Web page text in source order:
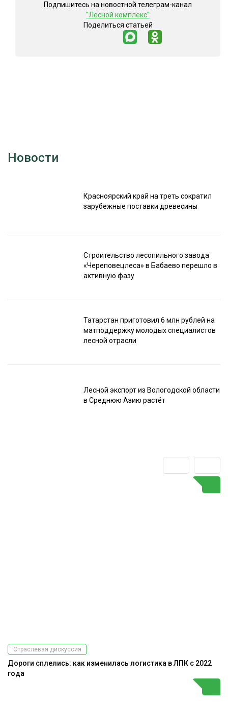
Подпишитесь на новостной телеграм-канал
"Лесной комплекс"
Поделиться статьей
Новости
Красноярский край на треть сократил
зарубежные поставки древесины
Строительство лесопильного завода
«Череповецлеса» в Бабаево перешло в
активную фазу
Татарстан приготовил 6 млн рублей на
матподдержку молодых специалистов
лесной отрасли
Лесной экспорт из Вологодской области
в Среднюю Азию растёт
Отраслевая дискуссия
Дороги сплелись: как изменилась логистика в ЛПК с 2022
года